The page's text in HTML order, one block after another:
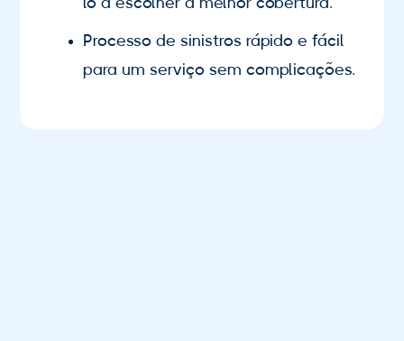
lo a escolher a melhor cobertura.
Processo de sinistros rápido e fácil
para um serviço sem complicações.